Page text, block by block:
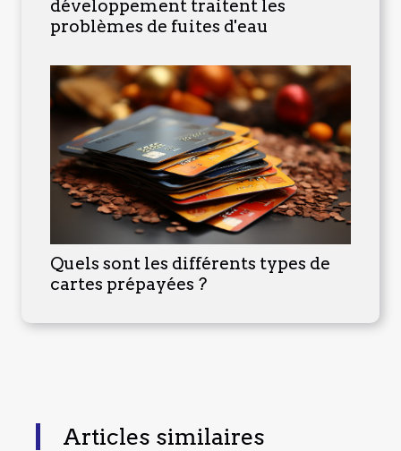
développement traitent les
problèmes de fuites d'eau
Quels sont les différents types de
cartes prépayées ?
Articles similaires